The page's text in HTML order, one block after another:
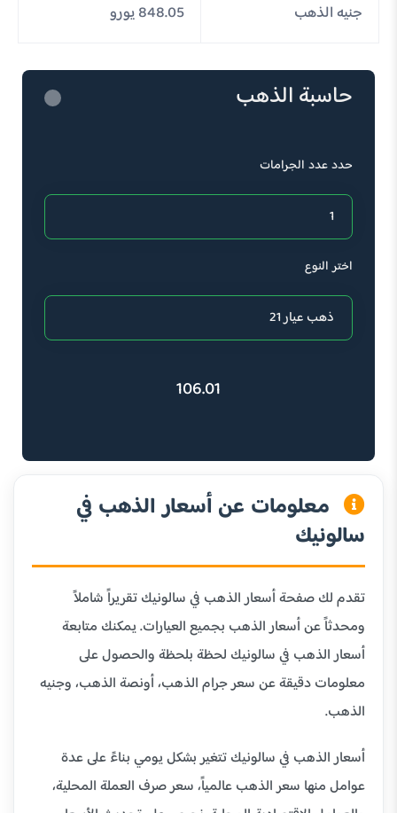
جنيه الذهب 848.05 يورو
حاسبة الذهب
حدد عدد الجرامات
اختر النوع
106.01
معلومات عن أسعار الذهب في
سالونيك
تقدم لك صفحة أسعار الذهب في سالونيك تقريراً شاملاً
ومحدثاً عن أسعار الذهب بجميع العيارات. يمكنك متابعة
أسعار الذهب في سالونيك لحظة بلحظة والحصول على
معلومات دقيقة عن سعر جرام الذهب، أونصة الذهب، وجنيه
الذهب.
أسعار الذهب في سالونيك تتغير بشكل يومي بناءً على عدة
عوامل منها سعر الذهب عالمياً، سعر صرف العملة المحلية،